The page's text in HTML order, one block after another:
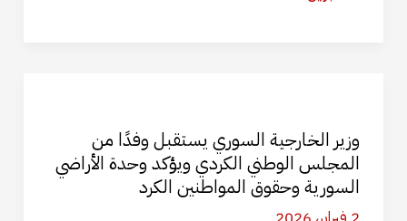
وزير الخارجية السوري يستقبل وفدًا من
المجلس الوطني الكردي ويؤكد وحدة الأراضي
السورية وحقوق المواطنين الكرد